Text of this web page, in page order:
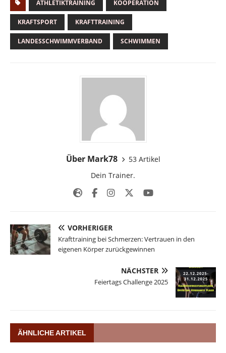
ATHLETIKTRAINING KOOPERATION
KRAFTSPORT KRAFTTRAINING
LANDESSCHWIMMVERBAND SCHWIMMEN
Über Mark78
53 Artikel
Dein Trainer.
VORHERIGER
Krafttraining bei Schmerzen: Vertrauen in den
eigenen Körper zurückgewinnen
NÄCHSTER
Feiertags Challenge 2025
ÄHNLICHE ARTIKEL